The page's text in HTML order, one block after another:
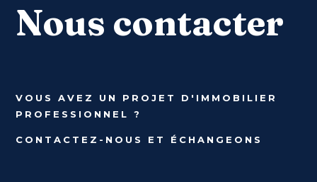
Nous contacter
VOUS AVEZ UN PROJET D'IMMOBILIER
PROFESSIONNEL ?
CONTACTEZ-NOUS ET ÉCHANGEONS